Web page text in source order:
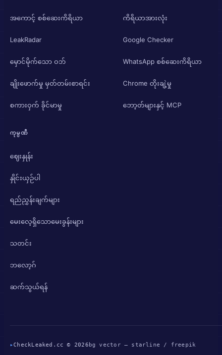
အကောင့် စစ်ဆေးကိရိယာ
LeakRadar
မှောင်မိုက်သော ဝဘ်
ချိုးဖောက်မှု မှတ်တမ်းစာရင်း
စကားဝှက် ခိုင်မာမှု
ကိရိယာအားလုံး
Google Checker
WhatsApp စစ်ဆေးကိရိယာ
Chrome တိုးချဲ့မှု
ဘော့တ်များနှင့် MCP
ကုမ္ပဏီ
ဈေးနှုန်း
နှိုင်းယှဉ်ပါ
ရည်ညွှန်းချက်များ
မေးလေ့ရှိသောမေးခွန်းများ
သတင်း
ဘလော့ဂ်
ဆက်သွယ်ရန်
▸CheckLeaked.cc © 2026 bg vector — starline / freepik